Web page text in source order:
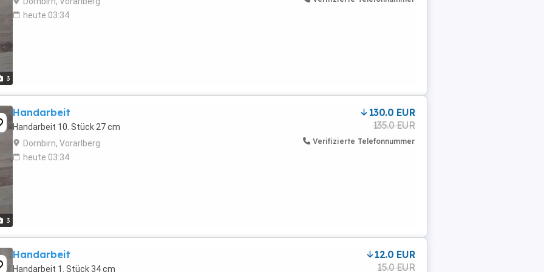
3
heute 03:34
3
Handarbeit
Handarbeit 10. Stück 27 cm
Dornbirn, Vorarlberg
heute 03:34
130.0 EUR
135.0 EUR
Verifizierte Telefonnummer
Handarbeit
Handarbeit 1. Stück 34 cm
12.0 EUR
15.0 EUR